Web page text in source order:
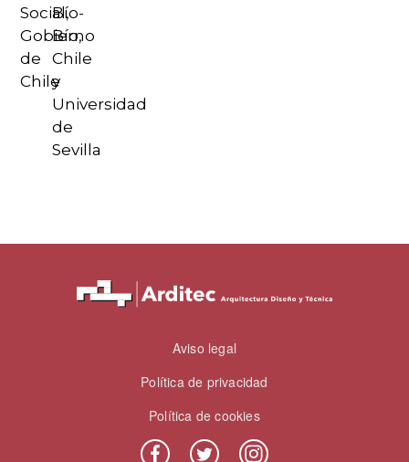
Social,
Gobierno
de
Chile
Bío-
Bío,
Chile
y
Universidad
de
Sevilla
PIE DE PÁGINA
Aviso legal
Política de privacidad
Política de cookies